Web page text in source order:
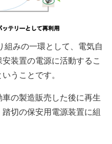
組みの一環として、電気自
装置の電源に活動するこ
うことです。
の製造販売した後に再生
切の保安用電源装置に組